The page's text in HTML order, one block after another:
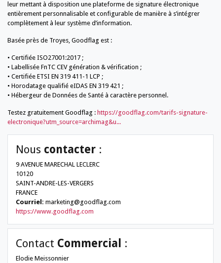
LES NEWSLETTERS
LE MAGAZINE
leur mettant à disposition une plateforme de signature électronique
entièrement personnalisable et configurable de manière à s’intégrer
complètement à leur système d’information.
Basée près de Troyes, Goodflag est :
• Certifiée ISO27001:2017 ;
• Labellisée FnTC CEV génération & vérification ;
• Certifiée ETSI EN 319 411-1 LCP ;
• Horodatage qualifié eIDAS EN 319 421 ;
• Hébergeur de Données de Santé à caractère personnel.
Testez gratuitement Goodflag : https://goodflag.com/tarifs-signature-
electronique?utm_source=archimag&u...
Nous contacter :
9 AVENUE MARECHAL LECLERC
10120
SAINT-ANDRE-LES-VERGERS
FRANCE
Courriel: marketing@goodflag.com
https://www.goodflag.com
Contact Commercial :
Elodie Meissonnier